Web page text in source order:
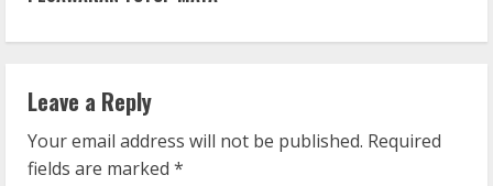
i
n
u
e
Leave a Reply
Your email address will not be published. Required
fields are marked *